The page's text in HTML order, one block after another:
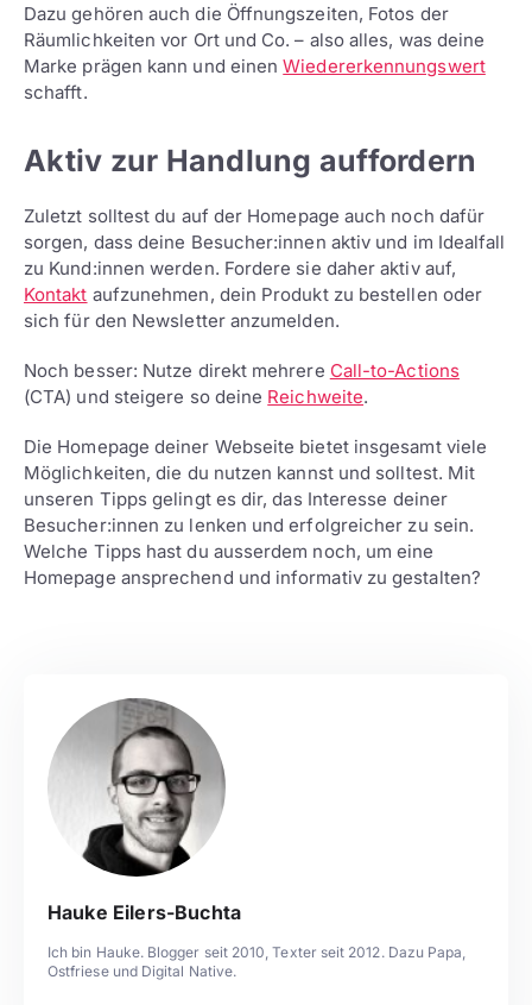
Dazu gehören auch die Öffnungszeiten, Fotos der
Räumlichkeiten vor Ort und Co. – also alles, was deine
Marke prägen kann und einenWiedererkennungswert
schafft.
Aktiv zur Handlung auffordern
Zuletzt solltest du auf der Homepage auch noch dafür
sorgen, dass deine Besucher:innen aktiv und im Idealfall
zu Kund:innen werden. Fordere sie daher aktiv auf,
Kontakt aufzunehmen, dein Produkt zu bestellen oder
sich für den Newsletter anzumelden.
Noch besser: Nutze direkt mehrere Call-to-Actions
(CTA) und steigere so deine Reichweite.
Die Homepage deiner Webseite bietet insgesamt viele
Möglichkeiten, die du nutzen kannst und solltest. Mit
unseren Tipps gelingt es dir, das Interesse deiner
Besucher:innen zu lenken und erfolgreicher zu sein.
Welche Tipps hast du ausserdem noch, um eine
Homepage ansprechend und informativ zu gestalten?
Hauke Eilers-Buchta
Ich bin Hauke. Blogger seit 2010, Texter seit 2012. Dazu Papa,
Ostfriese und Digital Native.